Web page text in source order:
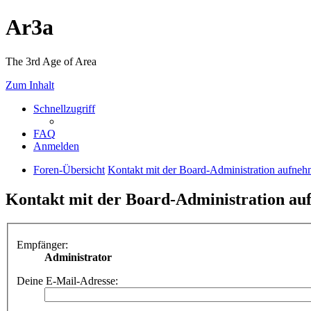
Ar3a
The 3rd Age of Area
Zum Inhalt
Schnellzugriff
FAQ
Anmelden
Foren-Übersicht Kontakt mit der Board-Administration
Kontakt mit der Board-Administration
Empfänger:
Administrator
Deine E-Mail-Adresse: